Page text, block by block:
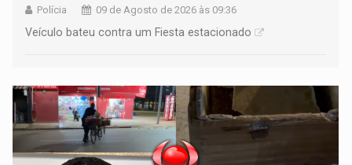
Polícia 09 de Agosto de 2026 às 09:36
Veículo bateu contra um Fiesta estacionado